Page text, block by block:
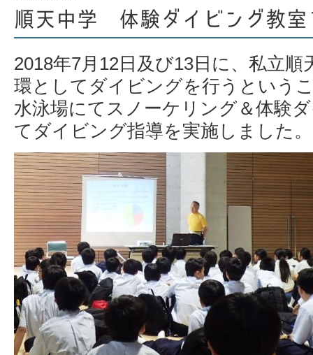
順天中学 体験ダイビング教室
2018年7月12日及び13日に、私立順
環としてダイビングを行うという
水泳場にてスノーケリング＆体験
てダイビング指導を実施しました。